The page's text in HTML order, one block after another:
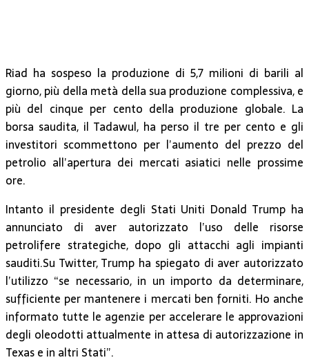
Riad ha sospeso la produzione di 5,7 milioni di barili al
giorno, più della metà della sua produzione complessiva, e
più del cinque per cento della produzione globale. La
borsa saudita, il Tadawul, ha perso il tre per cento e gli
investitori scommettono per l’aumento del prezzo del
petrolio all’apertura dei mercati asiatici nelle prossime
ore.
Intanto il presidente degli Stati Uniti Donald Trump ha
annunciato di aver autorizzato l’uso delle risorse
petrolifere strategiche, dopo gli attacchi agli impianti
sauditi.Su Twitter, Trump ha spiegato di aver autorizzato
l’utilizzo “se necessario, in un importo da determinare,
sufficiente per mantenere i mercati ben forniti. Ho anche
informato tutte le agenzie per accelerare le approvazioni
degli oleodotti attualmente in attesa di autorizzazione in
Texas e in altri Stati”.